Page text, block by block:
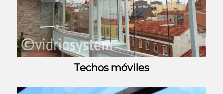
Techos móviles